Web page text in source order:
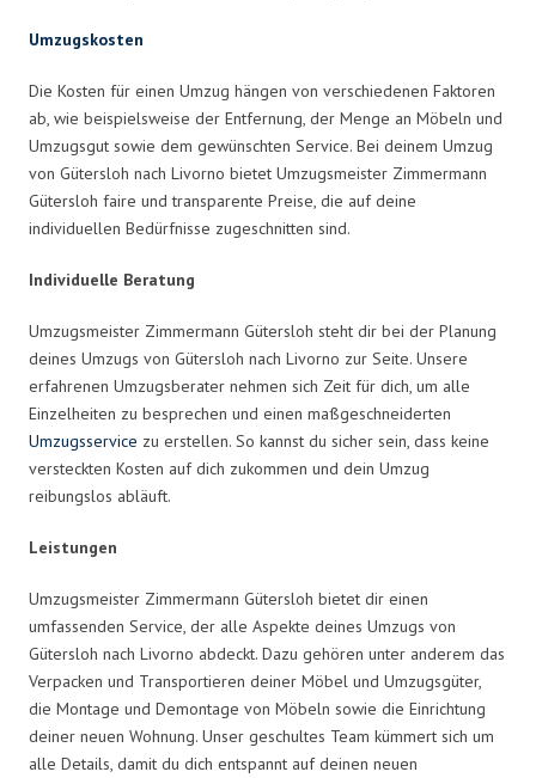
Umzugskosten
Die Kosten für einen Umzug hängen von verschiedenen Faktoren
ab, wie beispielsweise der Entfernung, der Menge an Möbeln und
Umzugsgut sowie dem gewünschten Service. Bei deinem Umzug
von Gütersloh nach Livorno bietet Umzugsmeister Zimmermann
Gütersloh faire und transparente Preise, die auf deine
individuellen Bedürfnisse zugeschnitten sind.
Individuelle Beratung
Umzugsmeister Zimmermann Gütersloh steht dir bei der Planung
deines Umzugs von Gütersloh nach Livorno zur Seite. Unsere
erfahrenen Umzugsberater nehmen sich Zeit für dich, um alle
Einzelheiten zu besprechen und einen maßgeschneiderten
Umzugsservice zu erstellen. So kannst du sicher sein, dass keine
versteckten Kosten auf dich zukommen und dein Umzug
reibungslos abläuft.
Leistungen
Umzugsmeister Zimmermann Gütersloh bietet dir einen
umfassenden Service, der alle Aspekte deines Umzugs von
Gütersloh nach Livorno abdeckt. Dazu gehören unter anderem das
Verpacken und Transportieren deiner Möbel und Umzugsgüter,
die Montage und Demontage von Möbeln sowie die Einrichtung
deiner neuen Wohnung. Unser geschultes Team kümmert sich um
alle Details, damit du dich entspannt auf deinen neuen